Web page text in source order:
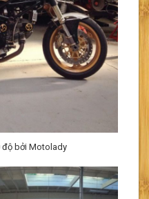
độ bởi Motolady